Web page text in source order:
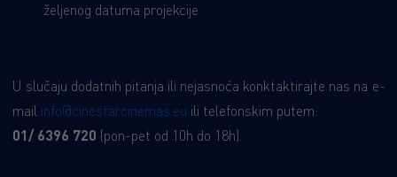
željenog datuma projekcije
U slučaju dodatnih pitanja ili nejasnoća konktaktirajte nas na e-
mail info@cinestarcinemas.eu ili telefonskim putem:
01/ 6396 720 (pon-pet od 10h do 18h).